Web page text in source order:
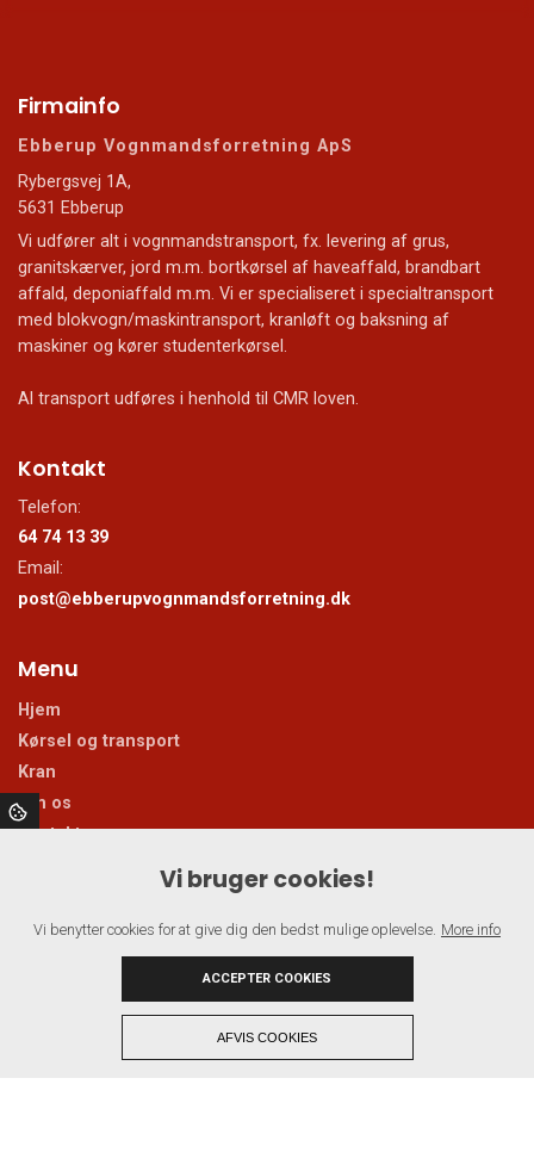
Firmainfo
Ebberup Vognmandsforretning ApS
Rybergsvej 1A,
5631 Ebberup
Vi udfører alt i vognmandstransport, fx. levering af grus,
granitskærver, jord m.m. bortkørsel af haveaffald, brandbart
affald, deponiaffald m.m. Vi er specialiseret i specialtransport
med blokvogn/maskintransport, kranløft og baksning af
maskiner og kører studenterkørsel.
Al transport udføres i henhold til CMR loven.
Kontakt
Telefon:
64 74 13 39
Email:
post@ebberupvognmandsforretning.dk
Menu
Hjem
Kørsel og transport
Kran
Om os
Kontakt
OBS - Vi tager altid telefonen
Vi bruger cookies!
Vi benytter cookies for at give dig den bedst mulige oplevelse. More info
ACCEPTER COOKIES
AFVIS COOKIES